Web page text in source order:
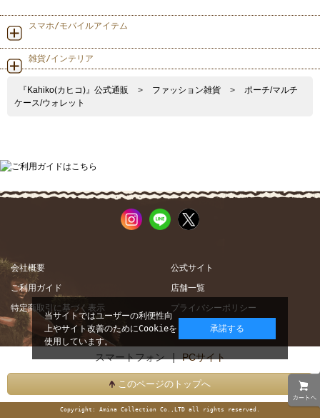
スマホ/モバイルアイテム
雑貨/インテリア
『Kahiko(カヒコ)』公式通販 > ファッション雑貨 >
ポーチ/マルチ
ケース/ウォレット
会社概要
公式サイト
ご利用ガイド
店舗一覧
特定商取引に基づく表示
プライバシーポリシー
スマートフォン |PCサイト
このページのトップへ
Copyright: Amina Collection Co.,LTD all rights reserved.
当サイトではユーザーの利便性向
上やサイト改善のためにCookieを
使用しています。
承諾する